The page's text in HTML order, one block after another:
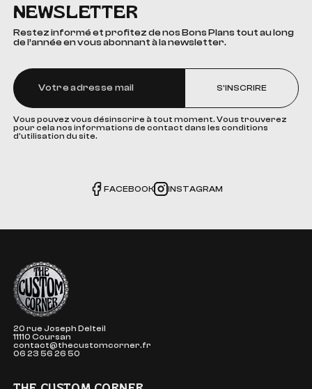
NEWSLETTER
Restez informé et profitez de nos Bons Plans tout au long
de l’année en vous abonnant à la newsletter.
S'INSCRIRE
Vous pouvez vous désinscrire à tout moment. Vous trouverez
pour cela nos informations de contact dans les conditions
d'utilisation du site.
FACEBOOK INSTAGRAM
The Custom Corner
20 rue Joseph Delteil
11110 Coursan
contact@thecustomcorner.fr
06 23 56 26 50